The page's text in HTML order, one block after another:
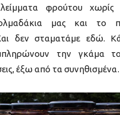
φρούτου χωρίς
μας και το
δεν σταματάμε εδώ.
την γκάμα
έξω από τα